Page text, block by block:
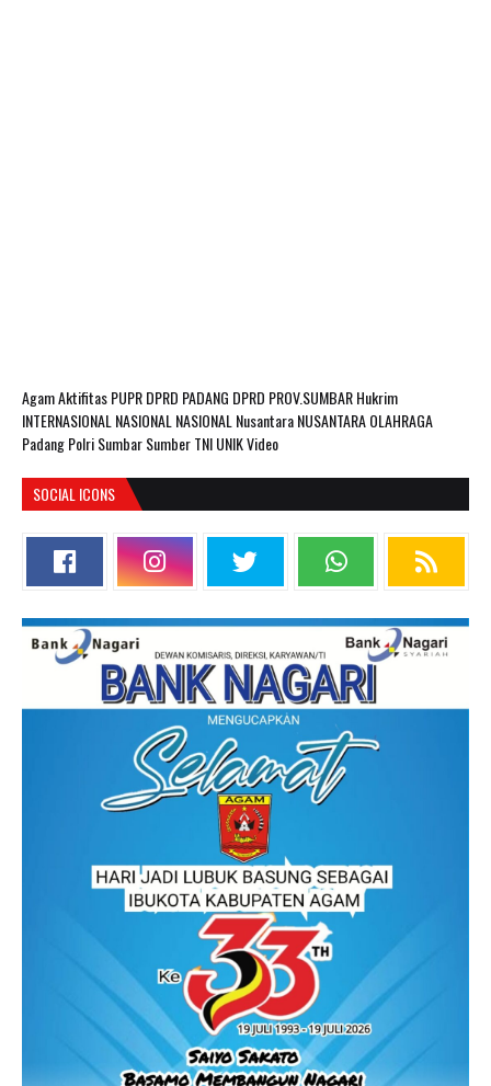
AgamAktifitas PUPRDPRD PADANG DPRD PROV.SUMBARHukrim
INTERNASIONAL NASIONAL NASIONAL NusantaraNUSANTARAOLAHRAGA
PadangPolriSumbarSumberTNIUNIKVideo
SOCIAL ICONS